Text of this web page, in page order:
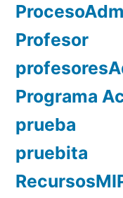
Profesor
Programa
prueba
pruebita